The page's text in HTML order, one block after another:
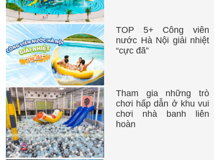
TOP 5+ Công viên
nước Hà Nội giải nhiệt
“cực đã”
Tham gia những trò
chơi hấp dẫn ở khu vui
chơi nhà banh liên
hoàn